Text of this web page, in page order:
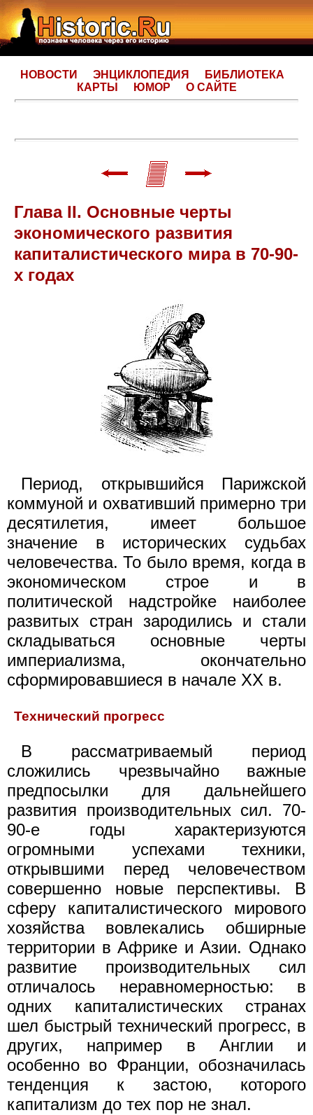
НОВОСТИ ЭНЦИКЛОПЕДИЯ
БИБЛИОТЕКА
КАРТЫ
ЮМОР О САЙТЕ
Глава II. Основные черты
экономического развития
капиталистического мира в 70-90-
х годах
Период, открывшийся Парижской
коммуной и охвативший примерно три
десятилетия, имеет большое
значение в исторических судьбах
человечества. То было время, когда в
экономическом строе и в
политической надстройке наиболее
развитых стран зародились и стали
складываться основные черты
империализма, окончательно
сформировавшиеся в начале XX в.
Технический прогресс
В рассматриваемый период
сложились чрезвычайно важные
предпосылки для дальнейшего
развития производительных сил. 70-
90-е годы характеризуются
огромными успехами техники,
открывшими перед человечеством
совершенно новые перспективы. В
сферу капиталистического мирового
хозяйства вовлекались обширные
территории в Африке и Азии. Однако
развитие производительных сил
отличалось неравномерностью: в
одних капиталистических странах
шел быстрый технический прогресс, в
других, например в Англии и
особенно во Франции, обозначилась
тенденция к застою, которого
капитализм до тех пор не знал.